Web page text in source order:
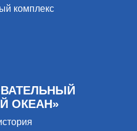
комплекс
ОКЕАН»